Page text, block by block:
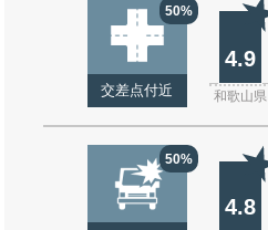
50%
交差点付近
4.9
和歌山県
50%
4.8